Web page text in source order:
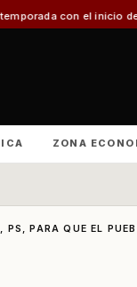
Enprotur Patagonia
ZONA
PS, PARA QUE EL